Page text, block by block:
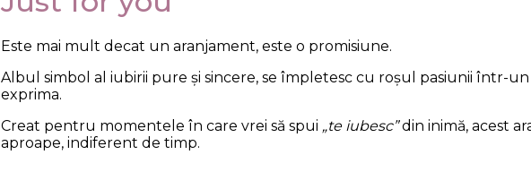
Este mai mult decat un aranjament, este o promisiune.
Albul simbol al iubirii pure și sincere, se împletesc cu roșul pasiunii într-
exprima.
Creat pentru momentele în care vrei să spui „te iubesc”din inimă, acest
aproape, indiferent de timp.